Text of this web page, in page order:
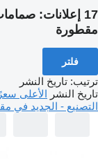
17 إعلانات:
مقطورة
فلتر
ترتيب: تاريخ النشر
تاريخ النشر الأعلى
التصنيع - الجديد في